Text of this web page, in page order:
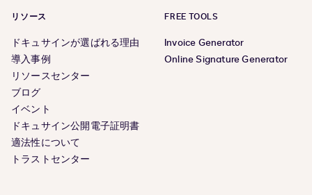
リソース
ドキュサインが選ばれる理由
導入事例
リソースセンター
ブログ
イベント
ドキュサイン公開電子証明書
適法性について
トラストセンター
FREE TOOLS
Invoice Generator
Online Signature Generator